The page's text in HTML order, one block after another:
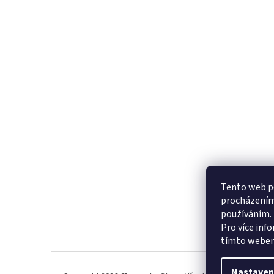
Tento web
používáním.
Pro více
tímto